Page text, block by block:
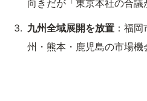
向きだが「東京本社の合
九州全域展開を放置 ：福
州・熊本・鹿児島の市場機